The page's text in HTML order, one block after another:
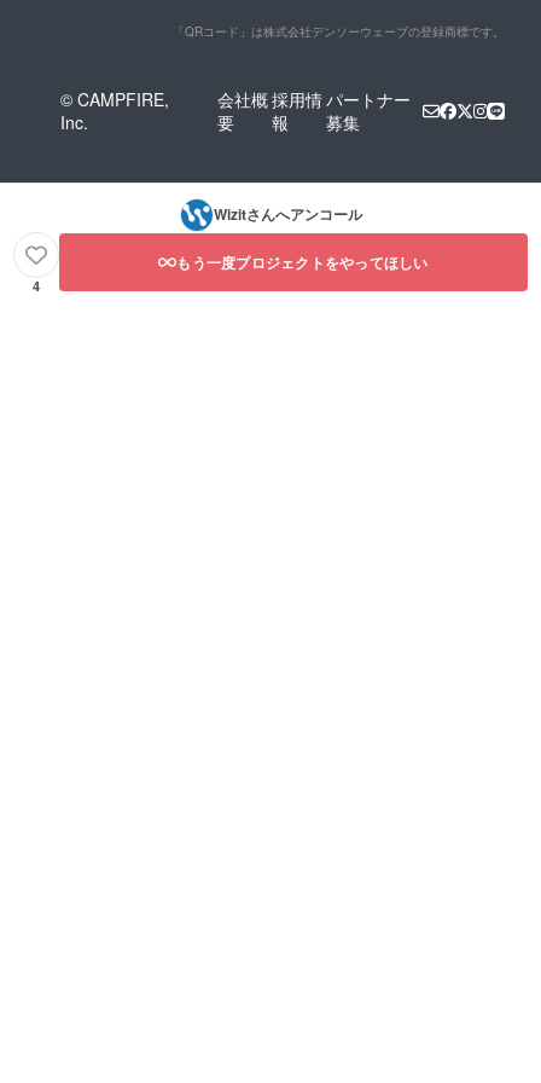
「QRコード」は株式会社デンソーウェーブの登録商標です。
© CAMPFIRE,
Inc.
会社概
要
採用情
報
パートナー
募集
Wizitさんへアンコール
4
もう一度プロジェクトをやってほしい